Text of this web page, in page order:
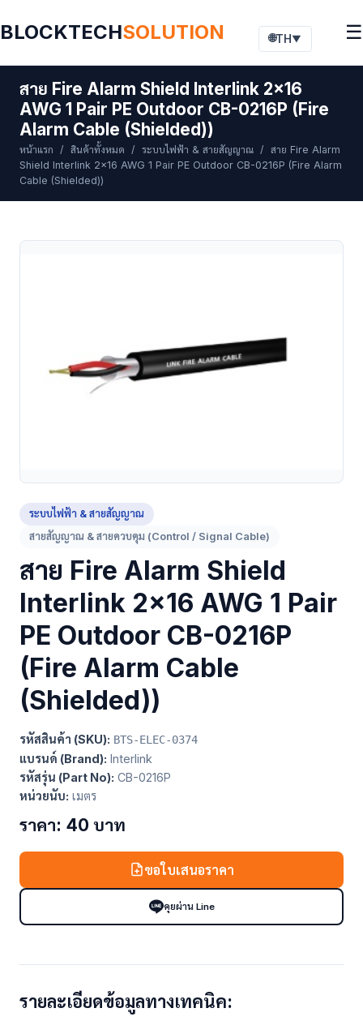
BLOCKTECHSOLUTION 🌐TH ▼ ☰
สาย Fire Alarm Shield Interlink 2x16
AWG 1 Pair PE Outdoor CB-0216P (Fire
Alarm Cable (Shielded))
หน้าแรก / สินค้าทั้งหมด / ระบบไฟฟ้า & สายสัญญาณ / สาย Fire Alarm
Shield Interlink 2x16 AWG 1 Pair PE Outdoor CB-0216P (Fire Alarm
Cable (Shielded))
ระบบไฟฟ้า & สายสัญญาณ
สายสัญญาณ & สายควบคุม (Control / Signal Cable)
สาย Fire Alarm Shield
Interlink 2x16 AWG 1 Pair
PE Outdoor CB-0216P
(Fire Alarm Cable
(Shielded))
รหัสสินค้า (SKU): BTS-ELEC-0374
แบรนด์ (Brand): Interlink
รหัสรุ่น (Part No): CB-0216P
หน่วยนับ: เมตร
ราคา: 40 บาท
ขอใบเสนอราคา
คุยผ่าน Line
รายละเอียดข้อมูลทางเทคนิค: